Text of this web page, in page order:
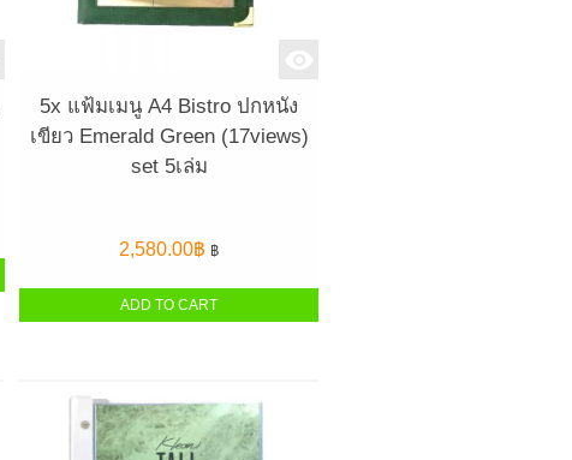
5x แฟ้มเมนู A4 Bistro ปกหนัง
เขียว Emerald Green (17views)
set 5เล่ม
2,580.00฿ ฿
ADD TO CART